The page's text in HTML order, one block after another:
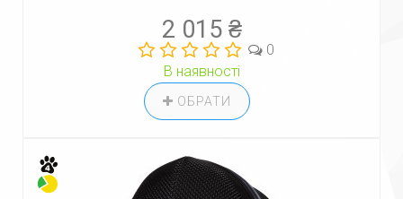
2 015 ₴
0
В наявності
ОБРАТИ